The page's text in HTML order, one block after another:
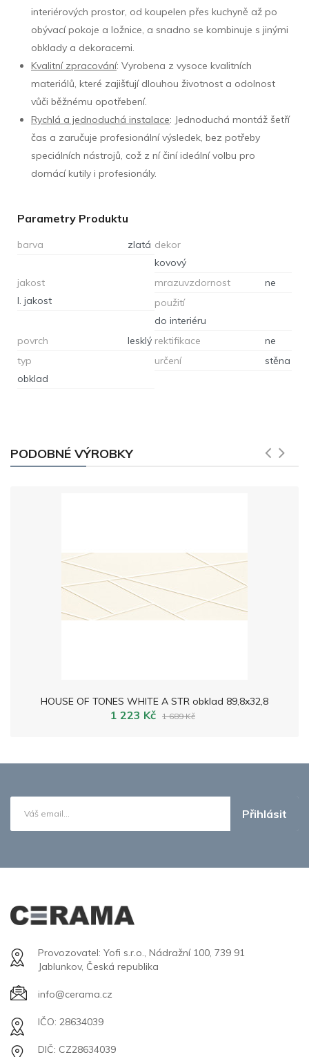
interiérových prostor, od koupelen přes kuchyně až po
obývací pokoje a ložnice, a snadno se kombinuje s jinými
obklady a dekoracemi.
Kvalitní zpracování: Vyrobena z vysoce kvalitních
materiálů, které zajišťují dlouhou životnost a odolnost
vůči běžnému opotřebení.
Rychlá a jednoduchá instalace: Jednoduchá montáž šetří
čas a zaručuje profesionální výsledek, bez potřeby
speciálních nástrojů, což z ní činí ideální volbu pro
domácí kutily i profesionály.
Parametry Produktu
barva zlatá dekor
kovový
jakost
I. jakost
mrazuvzdornost
ne
použití
do interiéru
povrch
lesklý rektifikace
ne
typ
obklad
určení stěna
PODOBNÉ VÝROBKY
HOUSE OF TONES WHITE A STR obklad 89,8x32,8
1 223 Kč 1 689 Kč
Přihlásit
Provozovatel: Yofi s.r.o., Nádražní 100, 739 91
Jablunkov, Česká republika
info@cerama.cz
IČO: 28634039
DIČ: CZ28634039